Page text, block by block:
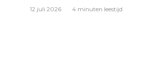
12 juli 2026 4 minuten leestijd